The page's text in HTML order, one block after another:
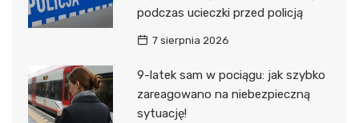
podczas ucieczki przed policją
7 sierpnia 2026
9-latek sam w pociągu: jak szybko
zareagowano na niebezpieczną
sytuację!